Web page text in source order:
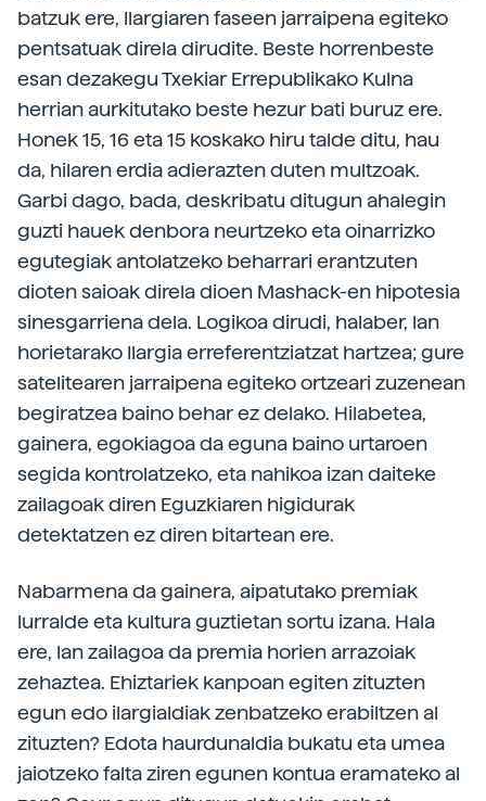
batzuk ere, Ilargiaren faseen jarraipena egiteko
pentsatuak direla dirudite. Beste horrenbeste
esan dezakegu Txekiar Errepublikako Kulna
herrian aurkitutako beste hezur bati buruz ere.
Honek 15, 16 eta 15 koskako hiru talde ditu, hau
da, hilaren erdia adierazten duten multzoak.
Garbi dago, bada, deskribatu ditugun ahalegin
guzti hauek denbora neurtzeko eta oinarrizko
egutegiak antolatzeko beharrari erantzuten
dioten saioak direla dioen Mashack-en hipotesia
sinesgarriena dela. Logikoa dirudi, halaber, lan
horietarako Ilargia erreferentziatzat hartzea; gure
satelitearen jarraipena egiteko ortzeari zuzenean
begiratzea baino behar ez delako. Hilabetea,
gainera, egokiagoa da eguna baino urtaroen
segida kontrolatzeko, eta nahikoa izan daiteke
zailagoak diren Eguzkiaren higidurak
detektatzen ez diren bitartean ere.
Nabarmena da gainera, aipatutako premiak
lurralde eta kultura guztietan sortu izana. Hala
ere, lan zailagoa da premia horien arrazoiak
zehaztea. Ehiztariek kanpoan egiten zituzten
egun edo ilargialdiak zenbatzeko erabiltzen al
zituzten? Edota haurdunaldia bukatu eta umea
jaiotzeko falta ziren egunen kontua eramateko al